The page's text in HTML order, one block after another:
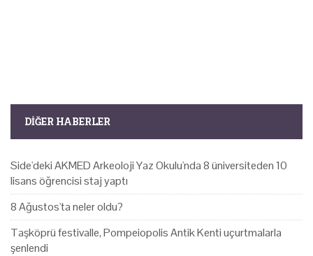
DIĞER HABERLER
Side'deki AKMED Arkeoloji Yaz Okulu'nda 8 üniversiteden 10
lisans öğrencisi staj yaptı
8 Ağustos'ta neler oldu?
Taşköprü festivalle, Pompeiopolis Antik Kenti uçurtmalarla
şenlendi